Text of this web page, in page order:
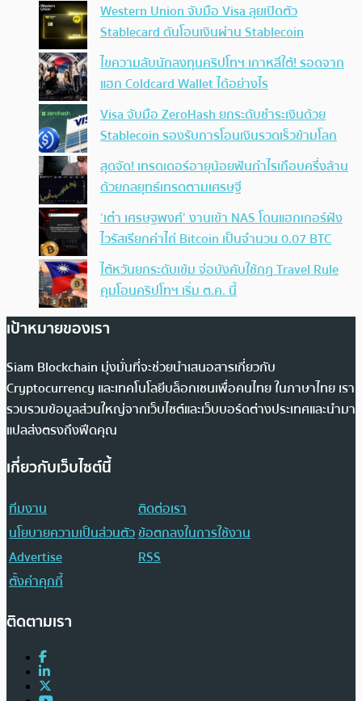
Western Union จับมือ Visa ลุยเปิดตัว
Stablecard ดันโอนเงินผ่าน Stablecoin
ไขความลับนักลงทุนคริปโทฯ เกาหลีใต้! รอดจาก
แฮก Coldcard Wallet ได้อย่างไร
Visa จับมือ ZeroHash ยกระดับชำระเงินด้วย
Stablecoin รองรับการโอนเงินรวดเร็วข้ามโลก
สุดจัด! เทรดเดอร์อายุน้อยฟันกำไรเกือบครึ่งล้าน
ด้วยกลยุทธ์เทรดตามเศรษฐี
‘เต๋า เศรษฐพงศ์’ งานเข้า NAS โดนแฮกเกอร์ฝัง
ไวรัสเรียกค่าไถ่ Bitcoin เป็นจำนวน 0.07 BTC
ไต้หวันยกระดับเข้ม จ่อบังคับใช้กฏ Travel Rule
คุมโอนคริปโทฯ เริ่ม ต.ค. นี้
เป้าหมายของเรา
Siam Blockchain มุ่งมั่นที่จะช่วยนำเสนอสารเกี่ยวกับ
Cryptocurrency และเทคโนโลยีบล็อกเชนเพื่อคนไทย ในภาษาไทย เรา
รวบรวมข้อมูลส่วนใหญ่จากเว็บไซต์และเว็บบอร์ดต่างประเทศและนำมา
แปลส่งตรงถึงฟีดคุณ
เกี่ยวกับเว็บไซต์นี้
ทีมงาน
ติดต่อเรา
นโยบายความเป็นส่วนตัวข้อตกลงในการใช้งาน
Advertise
RSS
ตั้งค่าคุกกี้
ติดตามเรา